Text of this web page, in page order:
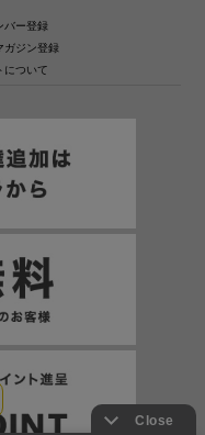
バー登録
ガジン登録
について